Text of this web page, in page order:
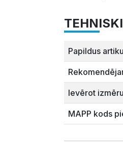
Papildus
Ievērot
MAPP kods